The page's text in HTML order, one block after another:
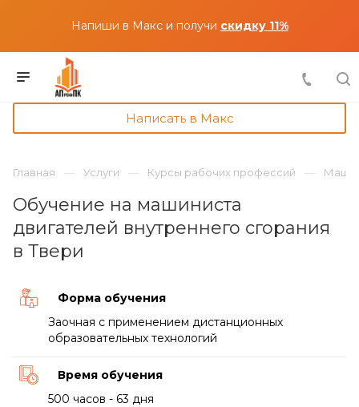
Напиши в Макс и получи скидку 11%
Написать в Макс
Главная Услуги Курсы рабочих профессий
Обучение на машиниста
двигателей внутреннего сгорания
в Твери
Форма обучения
Заочная с применением дистанционных
образовательных технологий
Время обучения
500 часов - 63 дня